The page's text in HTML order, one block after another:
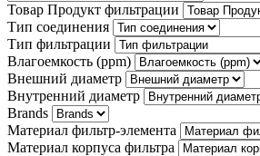
Товар Продукт фильтрации
Тип соединения
Тип фильтрации
Влагоемкость (ppm)
Внешний диаметр
Внутренний диаметр
Brands
Материал фильтр-элемента
Материал корпуса фильтра